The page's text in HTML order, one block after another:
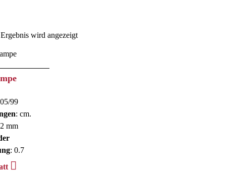
wird angezeigt
99
: cm.
mm
: 0.7